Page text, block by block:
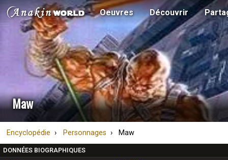
Oeuvres Découvrir
Maw
Encyclopédie Personnages Maw
DONNÉES BIOGRAPHIQUES